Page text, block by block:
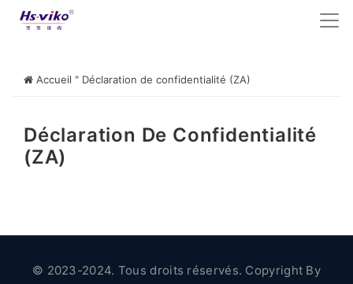
Accueil " Déclaration de confidentialité (ZA)
Déclaration De Confidentialité
(ZA)
© 2023-2024. Tous droits réservés. Copyright By